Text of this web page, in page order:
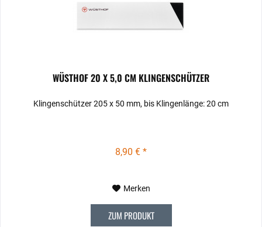
WÜSTHOF 20 X 5,0 CM KLINGENSCHÜTZER
Klingenschützer 205 x 50 mm, bis Klingenlänge: 20 cm
8,90 € *
Merken
ZUM PRODUKT